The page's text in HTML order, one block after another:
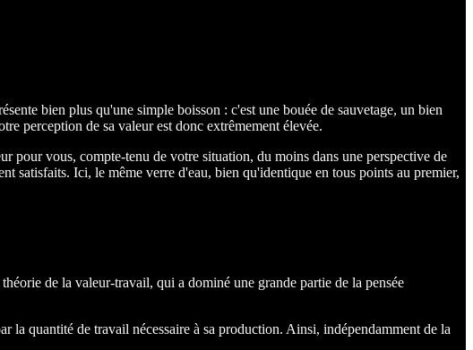
bien plus qu'une simple boisson : c'est une bouée de sauvetage, un bien
perception de sa valeur est donc extrêmement élevée.
pour vous, compte-tenu de votre situation, du moins dans une perspective de
satisfaits. Ici, le même verre d'eau, bien qu'identique en tous points au premier,
de la valeur-travail, qui a dominé une grande partie de la pensée
quantité de travail nécessaire à sa production. Ainsi, indépendamment de la